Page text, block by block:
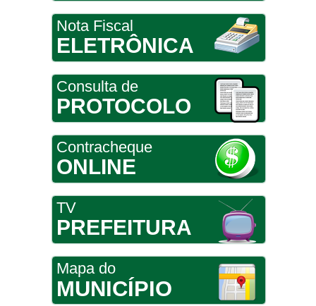
Nota Fiscal
ELETRÔNICA
Consulta de
PROTOCOLO
Contracheque
ONLINE
TV
PREFEITURA
Mapa do
MUNICÍPIO